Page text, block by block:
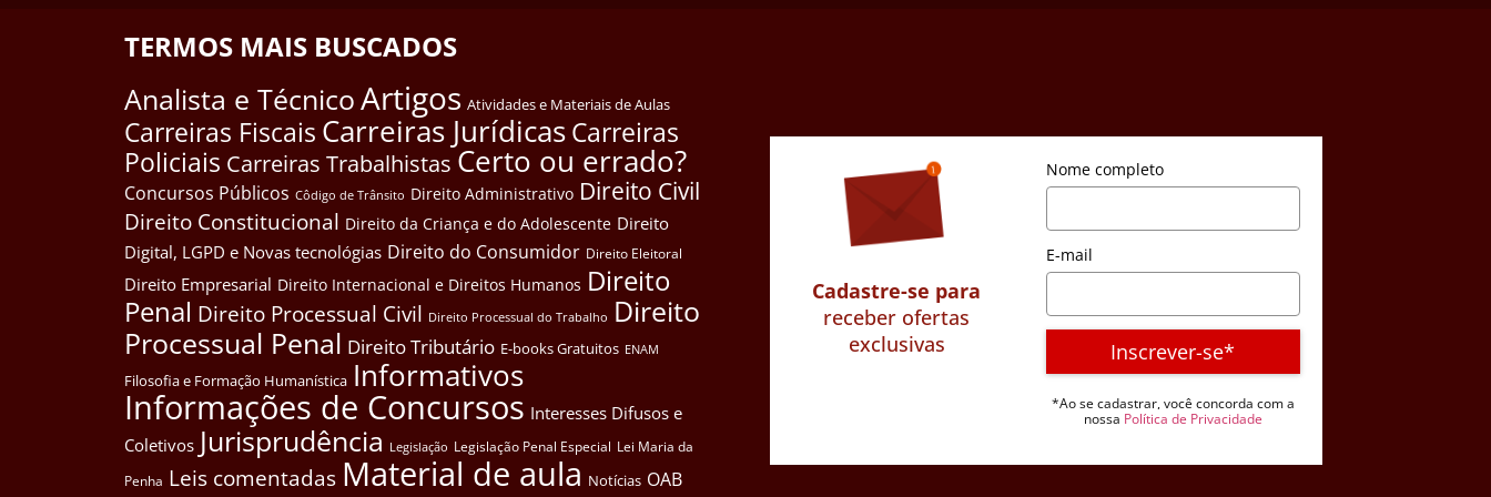
TERMOS MAIS BUSCADOS
Analista e TécnicoArtigos Atividades e Materiais de Aulas
Carreiras Fiscais Carreiras JurídicasCarreiras
Policiais Carreiras Trabalhistas Certo ou errado?
Concursos Públicos Côdigo de Trânsito Direito Administrativo Direito Civil
Direito Constitucional Direito da Criança e do Adolescente Direito
Digital, LGPD e Novas tecnológias Direito do Consumidor Direito Eleitoral
Direito Empresarial Direito Internacional e Direitos Humanos Direito
Penal Direito Processual Civil Direito Processual do Trabalho Direito
Processual Penal Direito Tributário E-books Gratuitos ENAM
Filosofia e Formação Humanística Informativos
Informações de Concursos Interesses Difusos e
Coletivos Jurisprudência Legislação Legislação Penal Especial Lei Maria da
Penha Leis comentadas Material de aula Notícias OAB
Cadastre-se para
receber ofertas
exclusivas
Nome completo
E-mail
Inscrever-se*
*Ao se cadastrar, você concorda com a
nossa Política de Privacidade